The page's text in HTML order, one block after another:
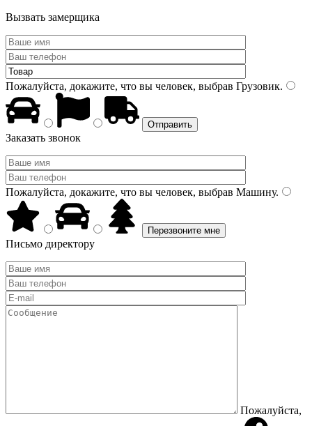
Вызвать замерщика
Пожалуйста, докажите, что вы человек, выбрав Грузовик.
Заказать звонок
Пожалуйста, докажите, что вы человек, выбрав Машину.
Письмо директору
Пожалуйста,